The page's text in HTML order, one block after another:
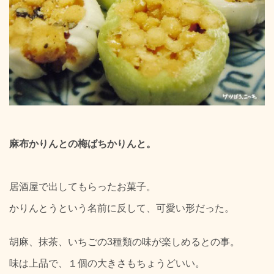
麻布かりんとの梅ばちかりんと。
居酒屋で出してもらったお菓子。
かりんとうという名前に反して、可愛い形だった。
胡麻、抹茶、いちごの3種類の味が楽しめるとの事。
味は上品で、１個の大きさもちょうどいい。